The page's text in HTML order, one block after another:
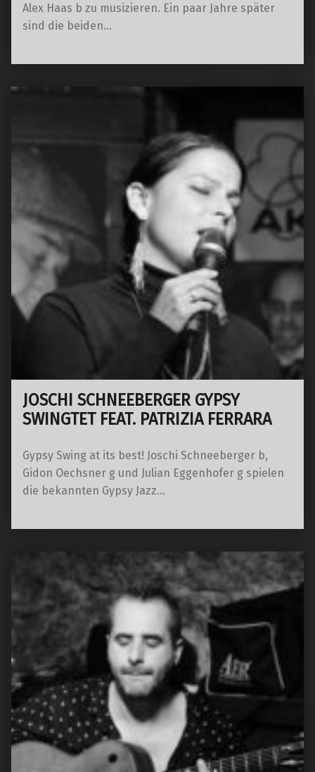
Alex Haas b zu musizieren. Ein paar Jahre später
sind die beiden…
JOSCHI SCHNEEBERGER GYPSY
SWINGTET FEAT. PATRIZIA FERRARA
Gypsy Swing at its best! Joschi Schneeberger b,
Gidon Oechsner g und Julian Eggenhofer g spielen
die bekannten Gypsy Jazz…